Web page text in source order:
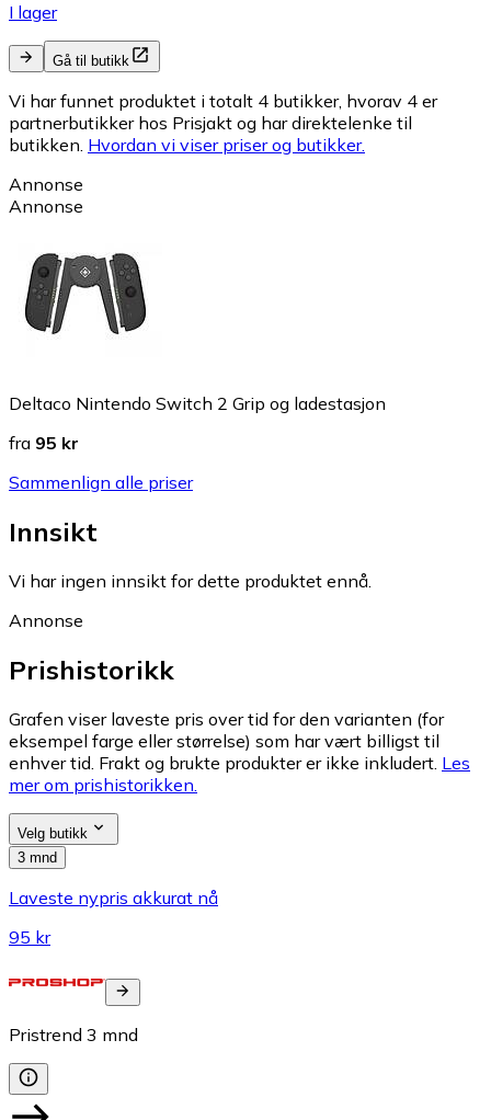
I lager
Gå til butikk
Vi har funnet produktet i totalt 4 butikker, hvorav 4 er
partnerbutikker hos Prisjakt og har direktelenke til
butikken. Hvordan vi viser priser og butikker.
Annonse
Annonse
Deltaco Nintendo Switch 2 Grip og ladestasjon
fra 95 kr
Sammenlign alle priser
Innsikt
Vi har ingen innsikt for dette produktet ennå.
Annonse
Prishistorikk
Grafen viser laveste pris over tid for den varianten (for
eksempel farge eller størrelse) som har vært billigst til
enhver tid. Frakt og brukte produkter er ikke inkludert. Les
mer om prishistorikken.
Velg butikk
3 mnd
Laveste nypris akkurat nå
95 kr
Pristrend 3 mnd